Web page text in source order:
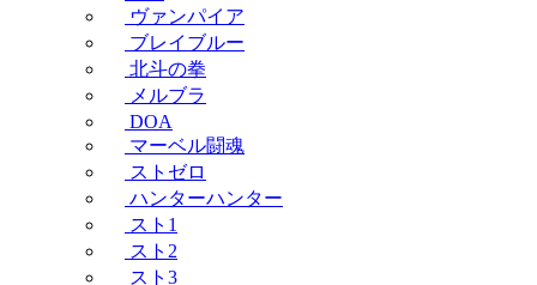
ヴァンパイア
ブレイブルー
北斗の拳
メルブラ
DOA
マーベル闘魂
ストゼロ
ハンターハンター
スト1
スト2
スト3